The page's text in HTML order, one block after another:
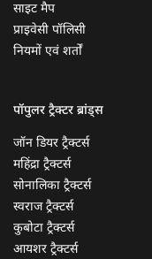
साइट मैप
प्राइवेसी पॉलिसी
नियमों एवं शर्तों
पॉपुलर ट्रैक्टर ब्रांड्स
जॉन डियर ट्रैक्टर्स
महिंद्रा ट्रैक्टर्स
सोनालिका ट्रैक्टर्स
स्वराज ट्रैक्टर्स
कुबोटा ट्रैक्टर्स
आयशर ट्रैक्टर्स